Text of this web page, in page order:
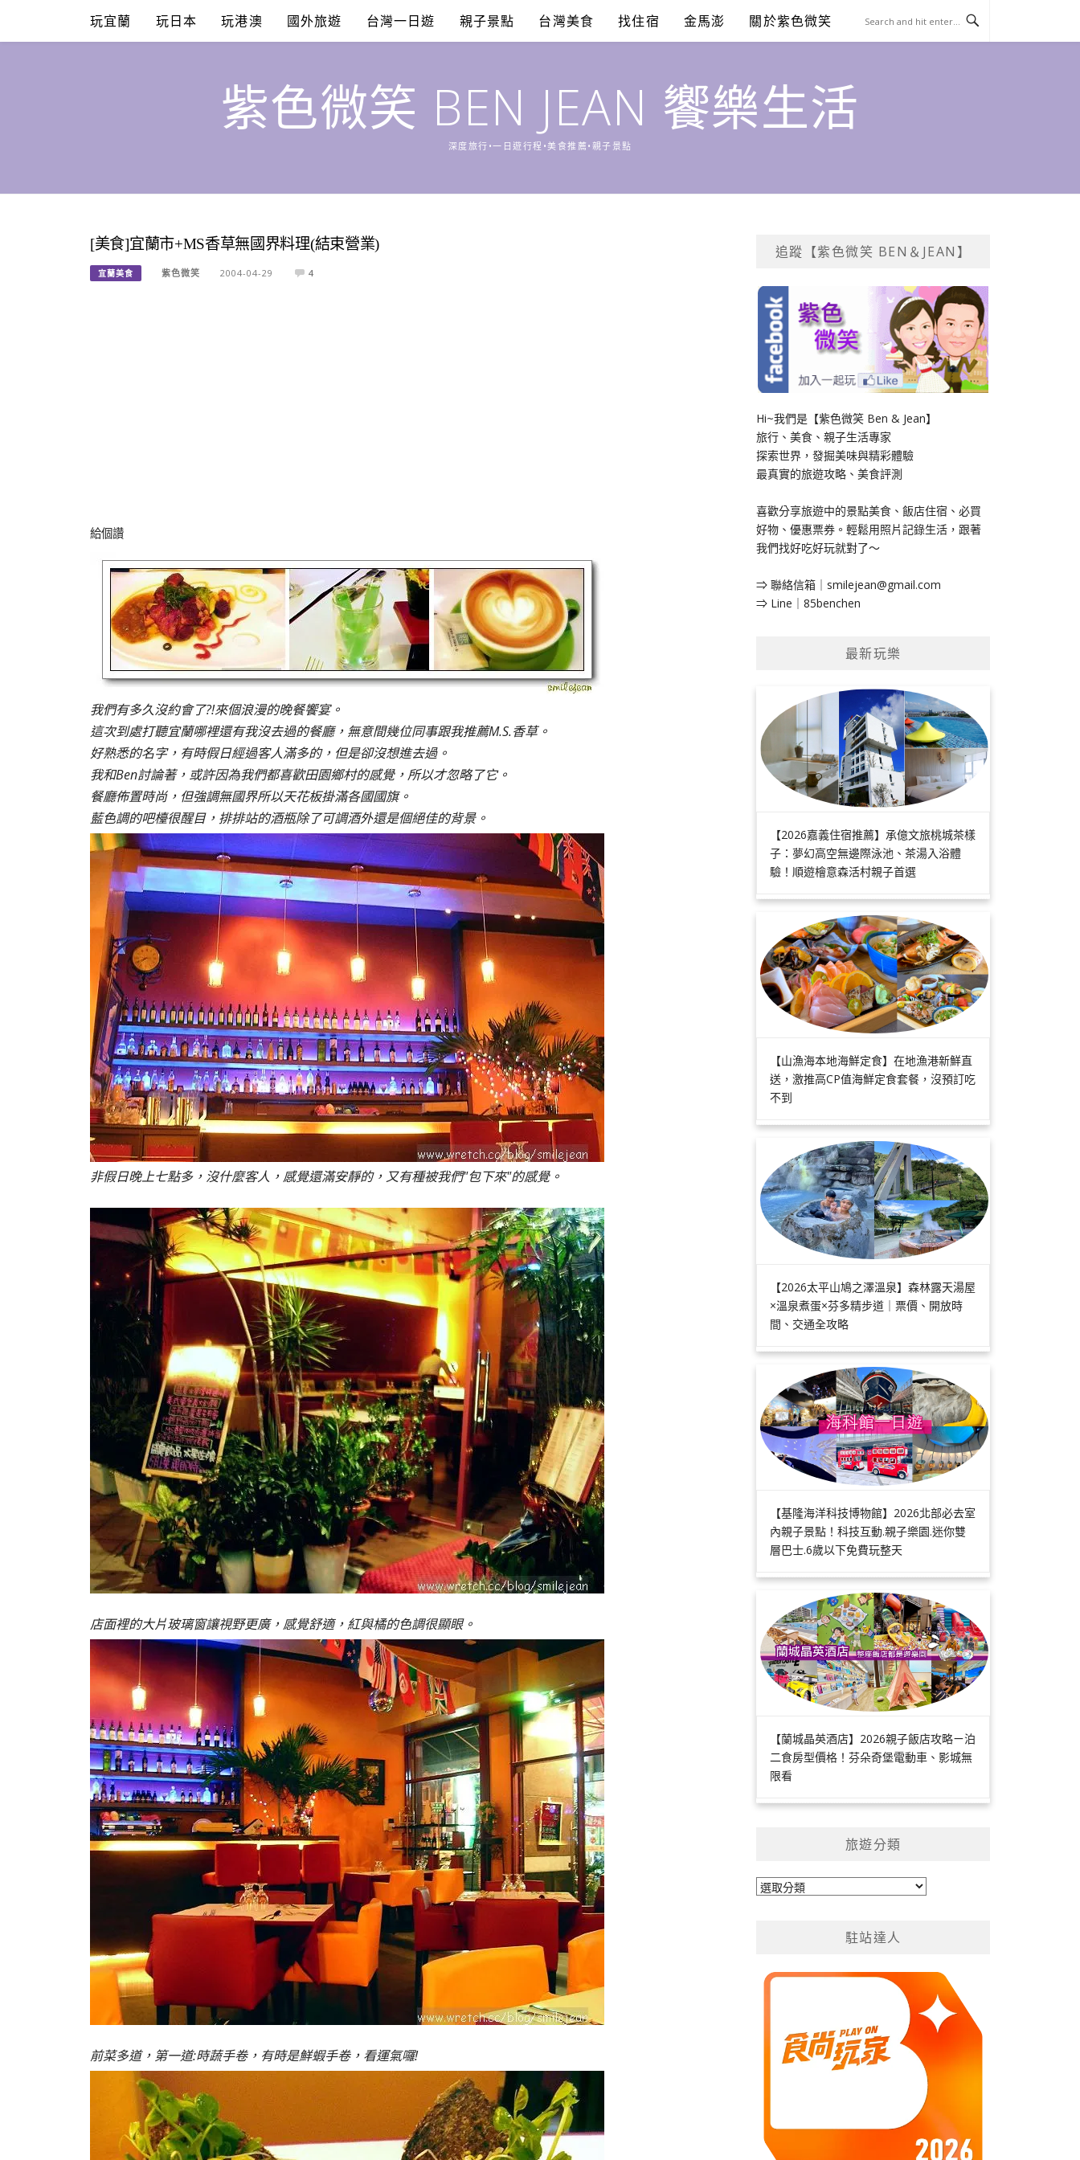
content
玩宜蘭 玩日本 玩港澳 國外旅遊 台灣一日遊 親子景點 台灣美食 找住宿 金馬澎 關於紫色微笑
紫色微笑 BEN JEAN 饗樂生活
深度旅行•一日遊行程•美食推薦•親子景點
[美食]宜蘭市+MS香草無國界料理(結束營業)
宜蘭美食 紫色微笑 2004-04-29 4
給個讚
我們有多久沒約會了?!來個浪漫的晚餐饗宴。
這次到處打聽宜蘭哪裡還有我沒去過的餐廳，無意間幾位同事跟我推薦M.S.香草。
好熟悉的名字，有時假日經過客人滿多的，但是卻沒想進去過。
我和Ben討論著，或許因為我們都喜歡田園鄉村的感覺，所以才忽略了它。
餐廳佈置時尚，但強調無國界所以天花板掛滿各國國旗。
藍色調的吧檯很醒目，排排站的酒瓶除了可調酒外還是個絕佳的背景。
非假日晚上七點多，沒什麼客人，感覺還滿安靜的，又有種被我們"包下來"的感覺。
店面裡的大片玻璃窗讓視野更廣，感覺舒適，紅與橘的色調很顯眼。
前菜多道，第一道:時蔬手卷，有時是鮮蝦手卷，看運氣囉!
追蹤【紫色微笑 BEN＆JEAN】
Hi~我們是【紫色微笑 Ben & Jean】
旅行、美食、親子生活專家
探索世界，發掘美味與精彩體驗
最真實的旅遊攻略、美食評測
喜歡分享旅遊中的景點美食、飯店住宿、必買
好物、優惠票券。輕鬆用照片記錄生活，跟著
我們找好吃好玩就對了～
⇒ 聯絡信箱｜ smilejean@gmail.com
⇒ Line｜85benchen
最新玩樂
【2026嘉義住宿推薦】承億文旅桃城茶樣
子：夢幻高空無邊際泳池、茶湯入浴體
驗！順遊檜意森活村親子首選
【山漁海本地海鮮定食】在地漁港新鮮直
送，激推高CP值海鮮定食套餐，沒預訂吃
不到
【2026太平山鳩之澤溫泉】森林露天湯屋
×溫泉煮蛋×芬多精步道｜票價、開放時
間、交通全攻略
【基隆海洋科技博物館】2026北部必去室
內親子景點！科技互動.親子樂園.迷你雙
層巴士.6歲以下免費玩整天
【蘭城晶英酒店】2026親子飯店攻略ㄧ泊
二食房型價格！芬朵奇堡電動車、影城無
限看
旅遊分類
旅
駐站達人